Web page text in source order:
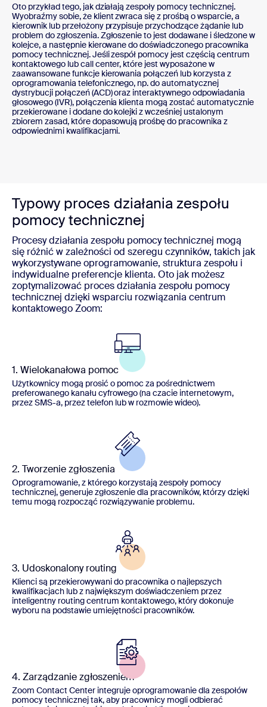
Oto przykład tego, jak działają zespoły pomocy technicznej.
Wyobraźmy sobie, że klient zwraca się z prośbą o wsparcie, a
kierownik lub przełożony przypisuje przychodzące żądanie lub
problem do zgłoszenia. Zgłoszenie to jest dodawane i śledzone w
kolejce, a następnie kierowane do doświadczonego pracownika
pomocy technicznej. Jeśli zespół pomocy jest częścią centrum
kontaktowego lub call center, które jest wyposażone w
zaawansowane funkcje kierowania połączeń lub korzysta z
oprogramowania telefonicznego, np. do automatycznej
dystrybucji połączeń (ACD) oraz interaktywnego odpowiadania
głosowego (IVR), połączenia klienta mogą zostać automatycznie
przekierowane i dodane do kolejki z wcześniej ustalonym
zbiorem zasad, które dopasowują prośbę do pracownika z
odpowiednimi kwalifikacjami.
Typowy proces działania zespołu
pomocy technicznej
Procesy działania zespołu pomocy technicznej mogą
się różnić w zależności od szeregu czynników, takich jak
wykorzystywane oprogramowanie, struktura zespołu i
indywidualne preferencje klienta. Oto jak możesz
zoptymalizować proces działania zespołu pomocy
technicznej dzięki wsparciu rozwiązania centrum
kontaktowego Zoom:
1. Wielokanałowa pomoc
Użytkownicy mogą prosić o pomoc za pośrednictwem
preferowanego kanału cyfrowego (na czacie internetowym,
przez SMS-a, przez telefon lub w rozmowie wideo).
2. Tworzenie zgłoszenia
Oprogramowanie, z którego korzystają zespoły pomocy
technicznej, generuje zgłoszenie dla pracowników, którzy dzięki
temu mogą rozpocząć rozwiązywanie problemu.
3. Udoskonalony routing
Klienci są przekierowywani do pracownika o najlepszych
kwalifikacjach lub z największym doświadczeniem przez
inteligentny routing centrum kontaktowego, który dokonuje
wyboru na podstawie umiejętności pracowników.
4. Zarządzanie zgłoszeniem
Zoom Contact Center integruje oprogramowanie dla zespołów
pomocy technicznej tak, aby pracownicy mogli odbierać